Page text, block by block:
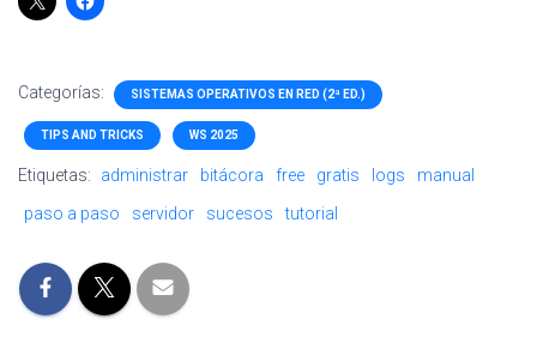
Categorías: SISTEMAS OPERATIVOS EN RED (2ª ED.)
TIPS AND TRICKS WS 2025
Etiquetas: administrar bitácora free gratis logs
manual
paso a paso
servidor sucesos tutorial